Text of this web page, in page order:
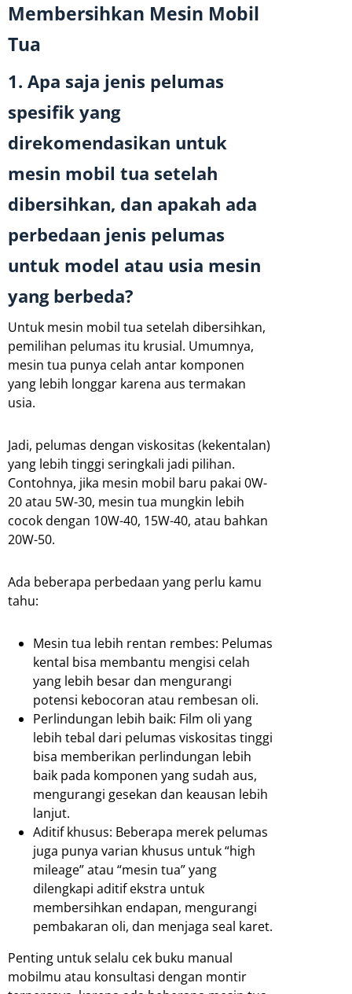
Membersihkan Mesin Mobil
Tua
1. Apa saja jenis pelumas
spesifik yang
direkomendasikan untuk
mesin mobil tua setelah
dibersihkan, dan apakah ada
perbedaan jenis pelumas
untuk model atau usia mesin
yang berbeda?
Untuk mesin mobil tua setelah dibersihkan,
pemilihan pelumas itu krusial. Umumnya,
mesin tua punya celah antar komponen
yang lebih longgar karena aus termakan
usia.
Jadi, pelumas dengan viskositas (kekentalan)
yang lebih tinggi seringkali jadi pilihan.
Contohnya, jika mesin mobil baru pakai 0W-
20 atau 5W-30, mesin tua mungkin lebih
cocok dengan 10W-40, 15W-40, atau bahkan
20W-50.
Ada beberapa perbedaan yang perlu kamu
tahu:
Mesin tua lebih rentan rembes: Pelumas
kental bisa membantu mengisi celah
yang lebih besar dan mengurangi
potensi kebocoran atau rembesan oli.
Perlindungan lebih baik: Film oli yang
lebih tebal dari pelumas viskositas tinggi
bisa memberikan perlindungan lebih
baik pada komponen yang sudah aus,
mengurangi gesekan dan keausan lebih
lanjut.
Aditif khusus: Beberapa merek pelumas
juga punya varian khusus untuk “high
mileage” atau “mesin tua” yang
dilengkapi aditif ekstra untuk
membersihkan endapan, mengurangi
pembakaran oli, dan menjaga seal karet.
Penting untuk selalu cek buku manual
mobilmu atau konsultasi dengan montir